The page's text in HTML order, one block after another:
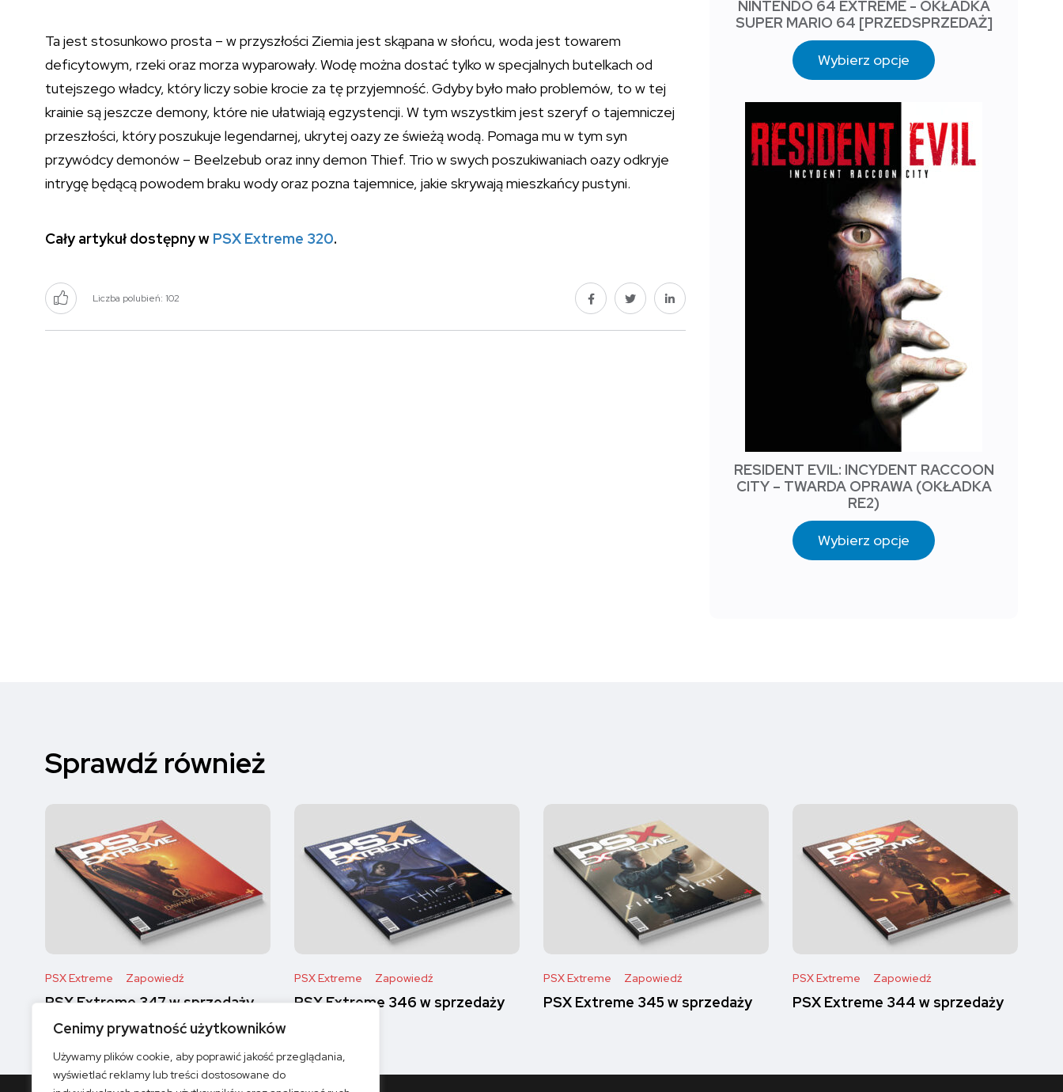
Cenimy prywatność użytkowników
Używamy plików cookie, aby poprawić jakość przeglądania,
wyświetlać reklamy lub treści dostosowane do
Ta jest stosunkowo prosta – w przyszłości Ziemia jest skąpana w słońcu, woda jest towarem
deficytowym, rzeki oraz morza wyparowały. Wodę można dostać tylko w specjalnych butelkach od
tutejszego władcy, który liczy sobie krocie za tę przyjemność. Gdyby było mało problemów, to w tej
krainie są jeszcze demony, które nie ułatwiają egzystencji. W tym wszystkim jest szeryf o tajemniczej
przeszłości, który poszukuje legendarnej, ukrytej oazy ze świeżą wodą. Pomaga mu w tym syn
przywódcy demonów – Beelzebub oraz inny demon Thief. Trio w swych poszukiwaniach oazy odkryje
intrygę będącą powodem braku wody oraz pozna tajemnice, jakie skrywają mieszkańcy pustyni.
Cały artykuł dostępny w PSX Extreme 320.
Liczba polubień: 102
NINTENDO 64 EXTREME - OKŁADKA
SUPER MARIO 64 [PRZEDSPRZEDAŻ]
Wybierz opcje
RESIDENT EVIL: INCYDENT RACCOON
CITY – TWARDA OPRAWA (OKŁADKA
RE2)
Wybierz opcje
Sprawdź również
PSX Extreme Zapowiedź
PSX Extreme 347 w sprzedaży
PSX Extreme Zapowiedź
PSX Extreme 346 w sprzedaży
PSX Extreme Zapowiedź
PSX Extreme 345 w sprzedaży
PSX Extreme Zapowiedź
PSX Extreme 344 w sprzedaży